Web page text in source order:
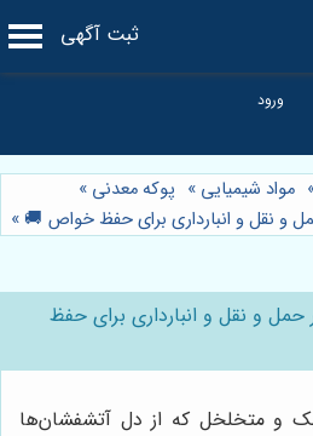
ثبت آگهی
مواد شیمیایی » پوکه معدنی »
و نقل و انبارداری برای حفظ خواص 🚚 »
و نقل و انبارداری برای حفظ
و متخلخل که از دل آتشفشان‌ها